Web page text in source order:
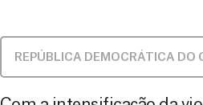
REPÚBLICA DEMOCRÁTICA DO